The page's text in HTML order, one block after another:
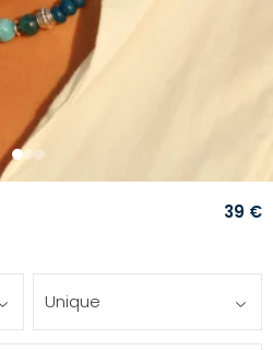
1 23
39 €
Unique